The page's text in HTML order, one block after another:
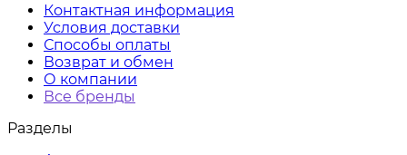
Контактная информация
Условия доставки
Способы оплаты
Возврат и обмен
О компании
Все бренды
Разделы